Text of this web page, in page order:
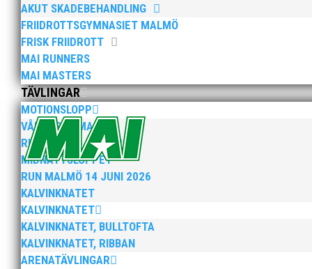
AKUT SKADEBEHANDLING
FRIIDROTTSGYMNASIET MALMÖ
FRISK FRIIDROTT
MAI RUNNERS
MAI MASTERS
TÄVLINGAR
MOTIONSLOPP
VÅRRUSET MALMÖ
RUN MALMÖ 10K & 21K
MIDNATTSLOPPET
RUN MALMÖ 14 JUNI 2026
KALVINKNATET
KALVINKNATET
KALVINKNATET, BULLTOFTA
KALVINKNATET, RIBBAN
ARENATÄVLINGAR
Söndagen den 13 november arrangerar vi återigen
och 10 KM Anmälan och info, klicka här!